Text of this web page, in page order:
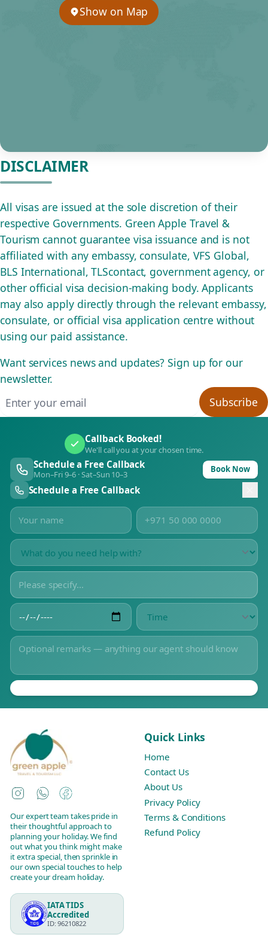
Show on Map
DISCLAIMER
All visas are issued at the sole discretion of their
respective Governments. Green Apple Travel &
Tourism cannot guarantee visa issuance and is not
affiliated with any embassy, consulate, VFS Global,
BLS International, TLScontact, government agency, or
other official visa decision-making body. Applicants
may also apply directly through the relevant embassy,
consulate, or official visa application centre without
using our paid assistance.
Want services news and updates? Sign up for our
newsletter.
Subscribe
Callback Booked!
We'll call you at your chosen time.
Schedule a Free Callback
Mon–Fri 9–6 · Sat–Sun 10–3 Book Now
Schedule a Free Callback
Instagram
WhatsAppFacebook
Our expert team takes pride in
their thoughtful approach to
planning your holiday. We find
out what you think might make
it extra special, then sprinkle in
our own special touches to help
create your dream holiday.
IATA TIDS
Accredited
ID: 96210822
Quick Links
Home
Contact Us
About Us
Privacy Policy
Terms & Conditions
Refund Policy